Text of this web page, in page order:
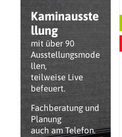
Kaminausste
llung
mit über 90
Ausstellungsmode
llen,
teilweise Live
befeuert.
Fachberatung und
Planung
auch am Telefon.